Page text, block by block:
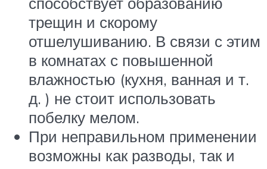
трещин и скорому
отшелушиванию. В связи с этим
в комнатах с повышенной
влажностью (кухня, ванная и т.
д. ) не стоит использовать
побелку мелом.
При неправильном применении
возможны как разводы, так и